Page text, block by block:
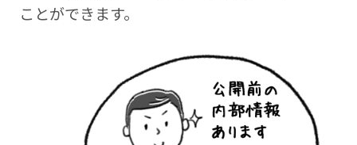
ことができます。